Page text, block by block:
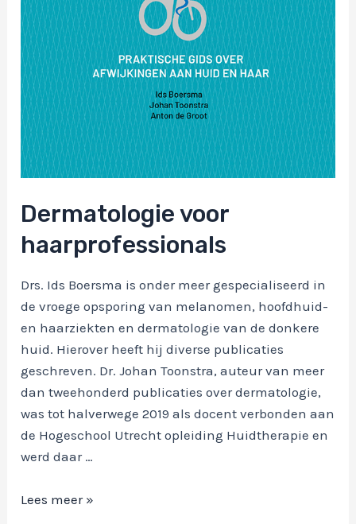
Dermatologie voor
haarprofessionals
Drs. Ids Boersma is onder meer gespecialiseerd in
de vroege opsporing van melanomen, hoofdhuid-
en haarziekten en dermatologie van de donkere
huid. Hierover heeft hij diverse publicaties
geschreven. Dr. Johan Toonstra, auteur van meer
dan tweehonderd publicaties over dermatologie,
was tot halverwege 2019 als docent verbonden aan
de Hogeschool Utrecht opleiding Huidtherapie en
werd daar …
Dermatologie
Lees meer »